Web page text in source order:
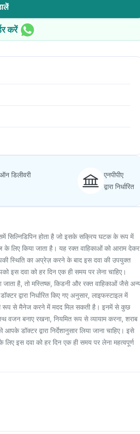
करें
डिलीवरी
एनपीपीए
द्वारा निर्धारित
सिल्निडिपिन होता है जो इसके सक्रिय घटक के रूप में
लिए किया जाता है। यह रक्त वाहिकाओं को आराम देकर
स्थिति का अप्रेज़ करने के बाद इस दवा की उपयुक्त
इस दवा को हर दिन एक ही समय पर लेना चाहिए।
है, तो मस्तिष्क, किडनी और रक्त वाहिकाओं जैसे
द्वारा निर्धारित किए गए अनुसार, लाइफस्टाइल में
रूप से मैनेज करने में मदद मिल सकती है। इनमें से कुछ
बनाए रखना, नियमित रूप से व्यायाम करना, शराब
डॉक्टर द्वारा निर्देशानुसार लिया जाना चाहिए। इसे
इस दवा को हर दिन एक ही समय पर लेना महत्वपूर्ण